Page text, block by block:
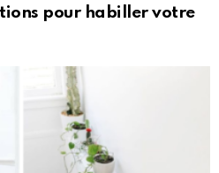
pour habiller votre